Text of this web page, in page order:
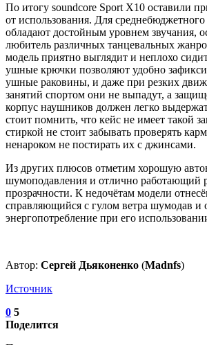
По итогу soundcore Sport X10 оставили
от использования. Для
обладают достойным уровнем звучания,
любитель различных танцевальных
модель приятно выглядит и неплохо
ушные крючки позволяют удобно
ушные раковины, и даже при резких
занятий спортом они не выпадут, а
корпус наушников должен легко
стоит помнить, что кейс не имеет такой
стиркой не стоит забывать проверять
ненароком не постирать их с джинсами.
Из других плюсов отметим хорошую
шумоподавления и отлично работающий
прозрачности. К недочётам модели
справляющийся с гулом ветра шумодав и
энергопотребление при его
Автор: Сергей Дьяконенко (Madnfs)
Источник
0 5
Поделится